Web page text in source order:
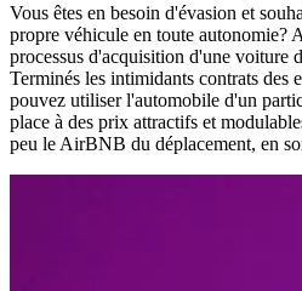
Vous êtes en besoin d'évasion et
propre véhicule en toute autonomie?
processus d'acquisition d'une voiture
Terminés les intimidants contrats des
pouvez utiliser l'automobile d'un
place à des prix attractifs et
peu le AirBNB du déplacement, en